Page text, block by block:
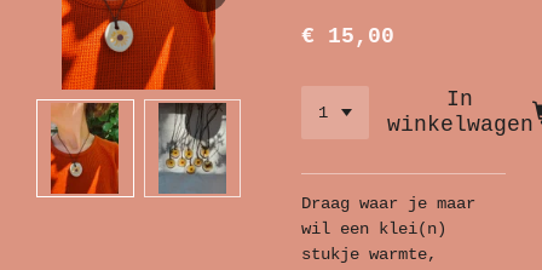
€ 15,00
In
winkelwagen
Draag waar je maar
wil een klei(n)
stukje warmte,